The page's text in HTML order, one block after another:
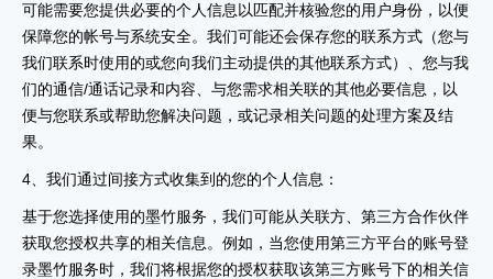
可能需要您提供必要的个人信息以匹配并核验您的用户身份，以便
保障您的帐号与系统安全。我们可能还会保存您的联系方式（您与
我们联系时使用的或您向我们主动提供的其他联系方式）、您与我
们的通信/通话记录和内容、与您需求相关联的其他必要信息，以
便与您联系或帮助您解决问题，或记录相关问题的处理方案及结
果。
4、我们通过间接方式收集到的您的个人信息：
基于您选择使用的墨竹服务，我们可能从关联方、第三方合作伙伴
获取您授权共享的相关信息。例如，当您使用第三方平台的账号登
录墨竹服务时，我们将根据您的授权获取该第三方账号下的相关信